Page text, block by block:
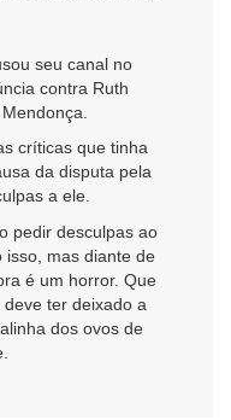
seu canal no
contra Ruth
críticas que tinha
da disputa pela
a ele.
pedir desculpas ao
isso, mas diante de
é um horror. Que
ter deixado a
dos ovos de